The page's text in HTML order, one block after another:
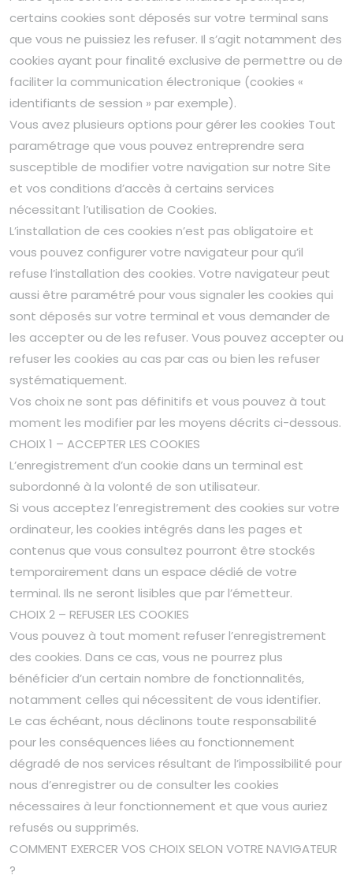
certains cookies sont déposés sur votre terminal sans
que vous ne puissiez les refuser. Il s’agit notamment des
cookies ayant pour finalité exclusive de permettre ou de
faciliter la communication électronique (cookies «
identifiants de session » par exemple).
Vous avez plusieurs options pour gérer les cookies Tout
paramétrage que vous pouvez entreprendre sera
susceptible de modifier votre navigation sur notre Site
et vos conditions d’accès à certains services
nécessitant l’utilisation de Cookies.
L’installation de ces cookies n’est pas obligatoire et
vous pouvez configurer votre navigateur pour qu’il
refuse l’installation des cookies. Votre navigateur peut
aussi être paramétré pour vous signaler les cookies qui
sont déposés sur votre terminal et vous demander de
les accepter ou de les refuser. Vous pouvez accepter ou
refuser les cookies au cas par cas ou bien les refuser
systématiquement.
Vos choix ne sont pas définitifs et vous pouvez à tout
moment les modifier par les moyens décrits ci-dessous.
CHOIX 1 – ACCEPTER LES COOKIES
L’enregistrement d’un cookie dans un terminal est
subordonné à la volonté de son utilisateur.
Si vous acceptez l’enregistrement des cookies sur votre
ordinateur, les cookies intégrés dans les pages et
contenus que vous consultez pourront être stockés
temporairement dans un espace dédié de votre
terminal. Ils ne seront lisibles que par l’émetteur.
CHOIX 2 – REFUSER LES COOKIES
Vous pouvez à tout moment refuser l’enregistrement
des cookies. Dans ce cas, vous ne pourrez plus
bénéficier d’un certain nombre de fonctionnalités,
notamment celles qui nécessitent de vous identifier.
Le cas échéant, nous déclinons toute responsabilité
pour les conséquences liées au fonctionnement
dégradé de nos services résultant de l’impossibilité pour
nous d’enregistrer ou de consulter les cookies
nécessaires à leur fonctionnement et que vous auriez
refusés ou supprimés.
COMMENT EXERCER VOS CHOIX SELON VOTRE NAVIGATEUR
?